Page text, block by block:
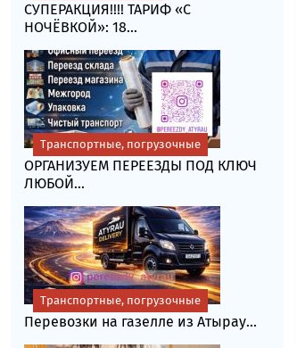
СУПЕРАКЦИЯ!!!! ТАРИФ «C
НОЧЁВКОЙ»: 18...
ОРГАНИЗУЕМ ПЕРЕЕЗДЫ ПОД КЛЮЧ
ЛЮБОЙ...
Транспортные, погрузочные
Перевозки на газелле из Атырау...
Транспортные, погрузочные